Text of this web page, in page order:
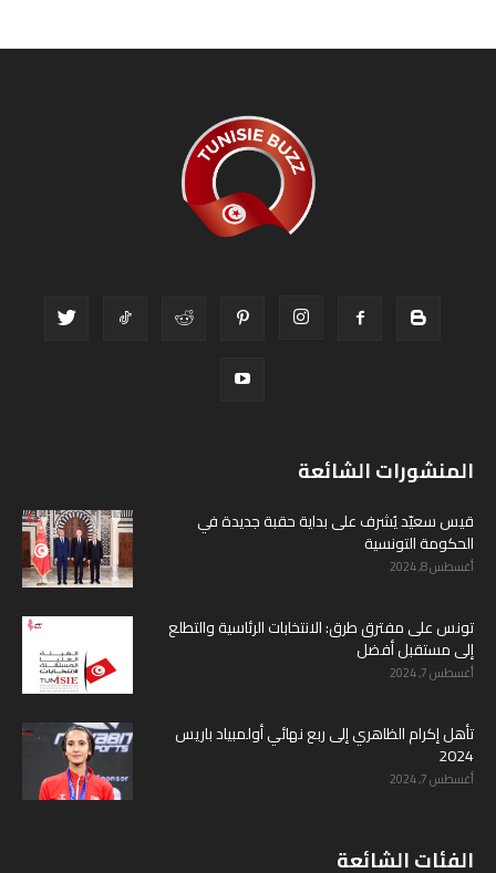
المنشورات الشائعة
قيس سعيّد يُشرف على بداية حقبة جديدة في
الحكومة التونسية
أغسطس 8, 2024
تونس على مفترق طرق: الانتخابات الرئاسية والتطلع
إلى مستقبل أفضل
أغسطس 7, 2024
تأهل إكرام الظاهري إلى ربع نهائي أولمبياد باريس
2024
أغسطس 7, 2024
الفئات الشائعة